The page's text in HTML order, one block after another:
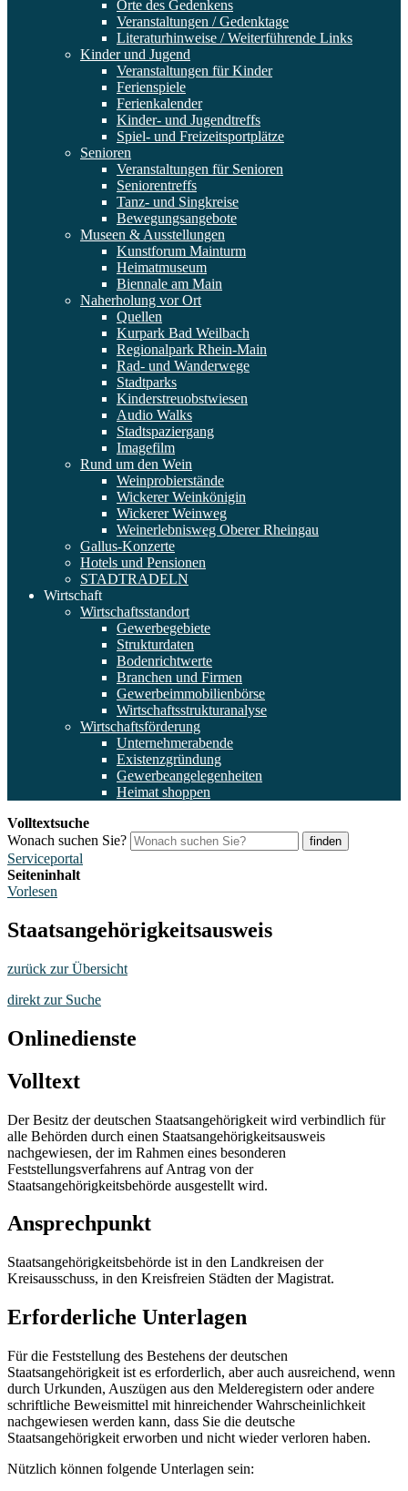
Orte des Gedenkens
Veranstaltungen / Gedenktage
Literaturhinweise / Weiterführende Links
Kinder und Jugend
Veranstaltungen für Kinder
Ferienspiele
Ferienkalender
Kinder- und Jugendtreffs
Spiel- und Freizeitsportplätze
Senioren
Veranstaltungen für Senioren
Seniorentreffs
Tanz- und Singkreise
Bewegungsangebote
Museen & Ausstellungen
Kunstforum Mainturm
Heimatmuseum
Biennale am Main
Naherholung vor Ort
Quellen
Kurpark Bad Weilbach
Regionalpark Rhein-Main
Rad- und Wanderwege
Stadtparks
Kinderstreuobstwiesen
Audio Walks
Stadtspaziergang
Imagefilm
Rund um den Wein
Weinprobierstände
Wickerer Weinkönigin
Wickerer Weinweg
Weinerlebnisweg Oberer Rheingau
Gallus-Konzerte
Hotels und Pensionen
STADTRADELN
Wirtschaft
Wirtschaftsstandort
Gewerbegebiete
Strukturdaten
Bodenrichtwerte
Branchen und Firmen
Gewerbeimmobilienbörse
Wirtschaftsstrukturanalyse
Wirtschaftsförderung
Unternehmerabende
Existenzgründung
Gewerbeangelegenheiten
Heimat shoppen
Volltextsuche
Wonach suchen Sie?
finden
Serviceportal
Seiteninhalt
Vorlesen
Staatsangehörigkeitsausweis
zurück zur Übersicht
direkt zur Suche
Onlinedienste
Volltext
Der Besitz der deutschen Staatsangehörigkeit wird verbindlich für
alle Behörden durch einen Staatsangehörigkeitsausweis
nachgewiesen, der im Rahmen eines besonderen
Feststellungsverfahrens auf Antrag von der
Staatsangehörigkeitsbehörde ausgestellt wird.
Ansprechpunkt
Staatsangehörigkeitsbehörde ist in den Landkreisen der
Kreisausschuss, in den Kreisfreien Städten der Magistrat.
Erforderliche Unterlagen
Für die Feststellung des Bestehens der deutschen
Staatsangehörigkeit ist es erforderlich, aber auch ausreichend, wenn
durch Urkunden, Auszügen aus den Melderegistern oder andere
schriftliche Beweismittel mit hinreichender Wahrscheinlichkeit
nachgewiesen werden kann, dass Sie die deutsche
Staatsangehörigkeit erworben und nicht wieder verloren haben.
Nützlich können folgende Unterlagen sein: